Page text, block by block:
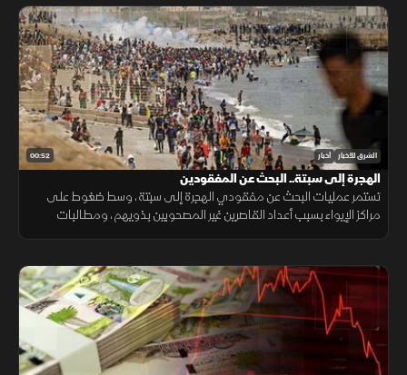
00:52 الشرق للأخبار أخبار
الهجرة إلى سبتة.. البحث عن المفقودين
تستمر عمليات البحث عن مفقودي الهجرة إلى سبتة، وسط ضغوط على
مراكز الإيواء بسبب أعداد القاصرين غير المصحوبين بذويهم، ومطالبات